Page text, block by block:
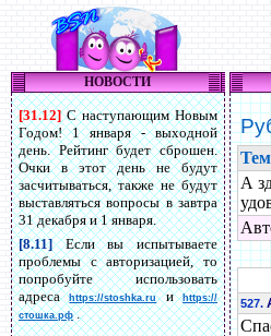
НОВОСТИ
[31.12]С наступающим Новым
Годом! 1 января - выходной
день. Рейтинг будет сброшен.
Очки в этот день не будут
засчитываться, также не будут
выставляться вопросы в завтра
31 декабря и 1 января.
[8.11]Если вы испытываете
проблемы с авторизацией, то
попробуйте использовать
адресаhttps://stoshka.ruиhttps://
стошка.рф.
А
527.